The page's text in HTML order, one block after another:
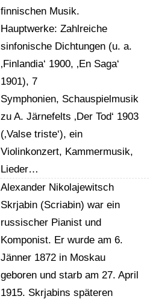
finnischen Musik.
Hauptwerke: Zahlreiche
sinfonische Dichtungen (u. a.
‚Finlandia‘ 1900, ‚En Saga‘
1901), 7
Symphonien, Schauspielmusik
zu A. Järnefelts ‚Der Tod‘ 1903
(‚Valse triste‘), ein
Violinkonzert, Kammermusik,
Lieder…
Alexander Nikolajewitsch
Skrjabin (Scriabin) war ein
russischer Pianist und
Komponist. Er wurde am 6.
Jänner 1872 in Moskau
geboren und starb am 27. April
1915. Skrjabins späteren